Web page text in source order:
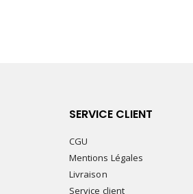
SERVICE CLIENT
CGU
Mentions Légales
Livraison
Service client